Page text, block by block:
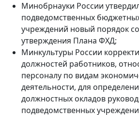
Минобрнауки России
подведомственных
учреждений новый порядок
утверждения Плана ФХД;
Минкультуры России
должностей работников,
персоналу по видам
деятельности, для
должностных окладов
подведомственных